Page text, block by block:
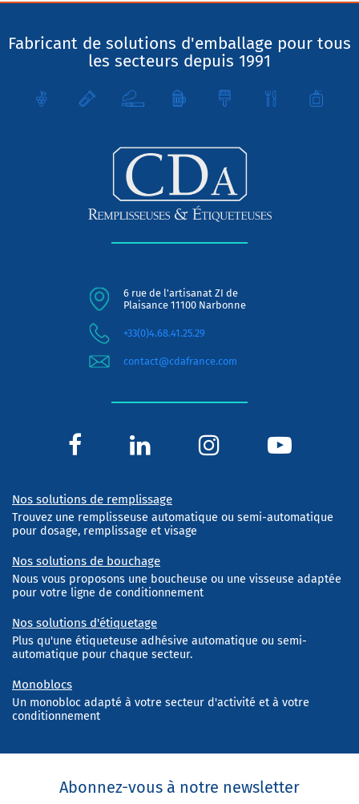
Fabricant de solutions d'emballage pour tous
les secteurs depuis 1991
6 rue de l'artisanat ZI de
Plaisance 11100 Narbonne
+33(0)4.68.41.25.29
contact@cdafrance.com
Nos solutions de remplissage
Trouvez une remplisseuse automatique ou semi-automatique
pour dosage, remplissage et visage
Nos solutions de bouchage
Nous vous proposons une boucheuse ou une visseuse adaptée
pour votre ligne de conditionnement
Nos solutions d'étiquetage
Plus qu'une étiqueteuse adhésive automatique ou semi-
automatique pour chaque secteur.
Monoblocs
Un monobloc adapté à votre secteur d'activité et à votre
conditionnement
Abonnez-vous à notre newsletter